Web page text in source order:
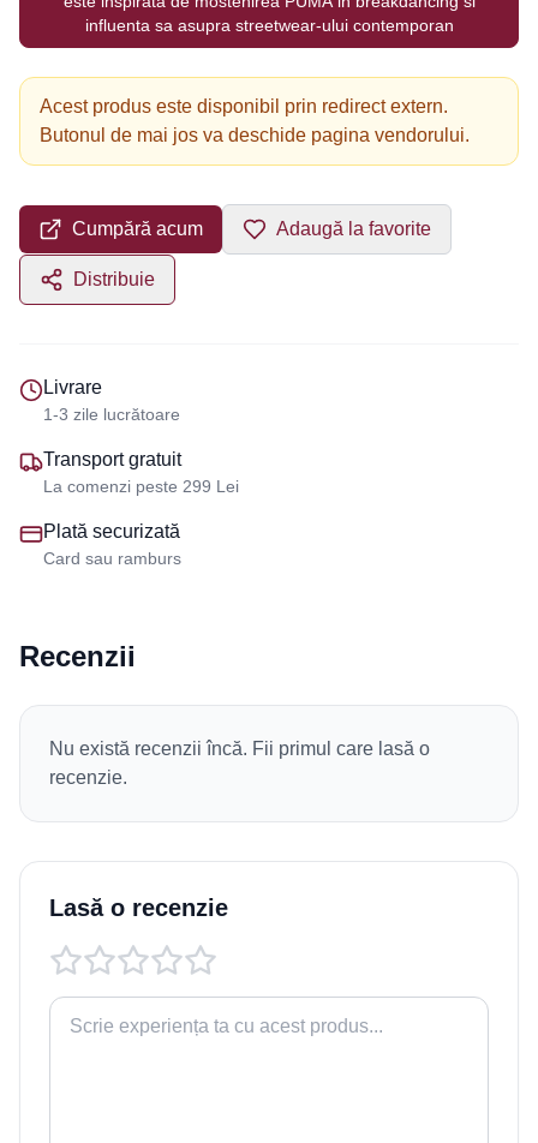
influenta sa asupra streetwear-ului contemporan
Acest produs este disponibil prin redirect extern.
Butonul de mai jos va deschide pagina vendorului.
Cumpără acum Adaugă la favorite
Distribuie
Livrare
1-3 zile lucrătoare
Transport gratuit
La comenzi peste 299 Lei
Plată securizată
Card sau ramburs
Recenzii
Nu există recenzii încă. Fii primul care lasă o
recenzie.
Lasă o recenzie